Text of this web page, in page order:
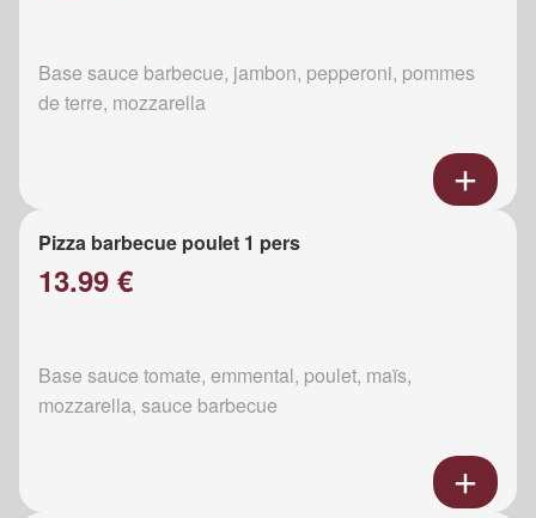
Base sauce barbecue, jambon, pepperoni, pommes
de terre, mozzarella
Pizza barbecue poulet 1 pers
13.99 €
Base sauce tomate, emmental, poulet, maïs,
mozzarella, sauce barbecue